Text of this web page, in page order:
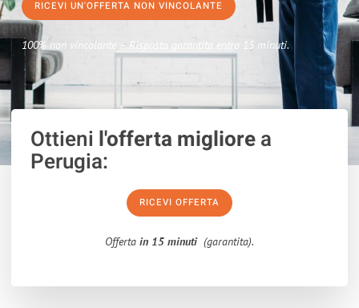
RICEVI UN'OFFERTA NON VINCOLANTE
100% non vincolante – Risposta garantita entro 15 minuti.
Ottieni l'offerta migliorea
Perugia:
RICEVI OFFERTA
Offerta in 15 minuti (garantita).